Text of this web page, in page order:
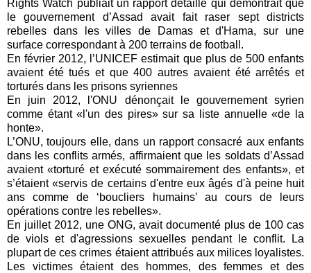
Rights Watch publiait un rapport détaillé qui démontrait que
le gouvernement d’Assad avait fait raser sept districts
rebelles dans les villes de Damas et d'Hama, sur une
surface correspondant à 200 terrains de football.
En février 2012, l’UNICEF estimait que plus de 500 enfants
avaient été tués et que 400 autres avaient été arrêtés et
torturés dans les prisons syriennes
En juin 2012, l'ONU dénonçait le gouvernement syrien
comme étant «l'un des pires» sur sa liste annuelle «de la
honte».
L’ONU, toujours elle, dans un rapport consacré aux enfants
dans les conflits armés, affirmaient que les soldats d’Assad
avaient «torturé et exécuté sommairement des enfants», et
s’étaient «servis de certains d'entre eux âgés d'à peine huit
ans comme de ‘boucliers humains’ au cours de leurs
opérations contre les rebelles».
En juillet 2012, une ONG, avait documenté plus de 100 cas
de viols et d'agressions sexuelles pendant le conflit. La
plupart de ces crimes étaient attribués aux milices loyalistes.
Les victimes étaient des hommes, des femmes et des